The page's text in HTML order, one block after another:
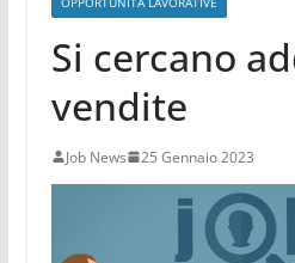
Si cercano
vendite
Job News 25 Gennaio 2023